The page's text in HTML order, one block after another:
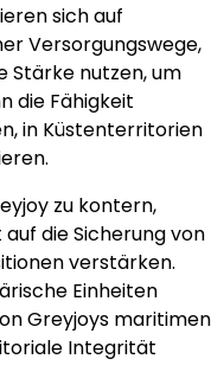
sich auf
Versorgungswege,
Stärke nutzen, um
die Fähigkeit
in Küstenterritorien
zu kontern,
die Sicherung von
verstärken.
Einheiten
Greyjoys maritimen
Integrität